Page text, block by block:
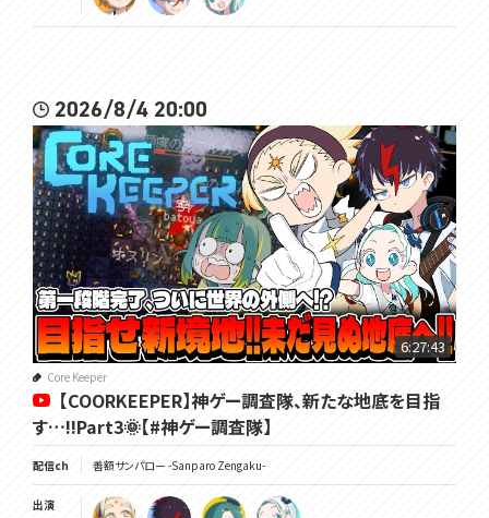
2026/8/4 20:00
6:27:43
Core Keeper
【COORKEEPER】神ゲー調査隊、新たな地底を目指
す…!!Part3🌞【#神ゲー調査隊】
配信ch 善額サンパロー -Sanparo Zengaku-
出演